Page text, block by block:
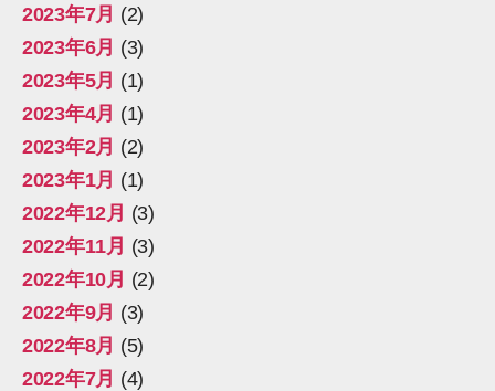
2023年7月 (2)
2023年6月 (3)
2023年5月 (1)
2023年4月 (1)
2023年2月 (2)
2023年1月 (1)
2022年12月 (3)
2022年11月 (3)
2022年10月 (2)
2022年9月 (3)
2022年8月 (5)
2022年7月 (4)